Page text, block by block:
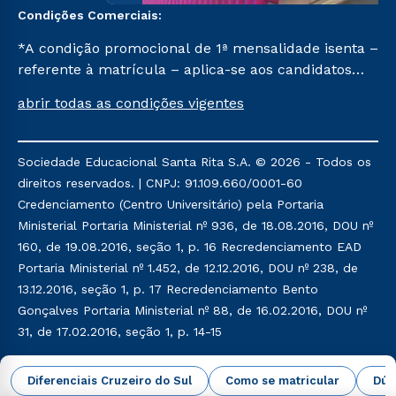
Diferenciais Cruzeiro do Sul Como se matricular
Condições Comerciais:
*A condição promocional de 1ª mensalidade isenta –
referente à matrícula – aplica-se aos candidatos
na prova on-line ou agendada, que ofertam bolsas
semestre de 2023, que ainda não tenham efetivado
e/ou não tenham cancelado ou trancado sua
matrícula em uma das Instituições da Cruzeiro do
Sul Educacional, no período de 1 ano. Tais condições
não se aplicam aos cursos de Medicina, e também
para matriculados via FIES, Prouni e outros
programas governamentais, e não se acumula com
nenhuma outra campanha ofertada pela Instituição.
abrir todas as condições vigentes
Sociedade Educacional Santa Rita S.A. © 2026 - Todos os
direitos reservados. | CNPJ: 91.109.660/0001-60
Credenciamento (Centro Universitário) pela Portaria
Ministerial Portaria Ministerial nº 936, de 18.08.2016, DOU nº
160, de 19.08.2016, seção 1, p. 16 Recredenciamento EAD
Portaria Ministerial nº 1.452, de 12.12.2016, DOU nº 238, de
13.12.2016, seção 1, p. 17 Recredenciamento Bento
Gonçalves Portaria Ministerial nº 88, de 16.02.2016, DOU nº
31, de 17.02.2016, seção 1, p. 14-15
Política de Privacidade Política de Cookies